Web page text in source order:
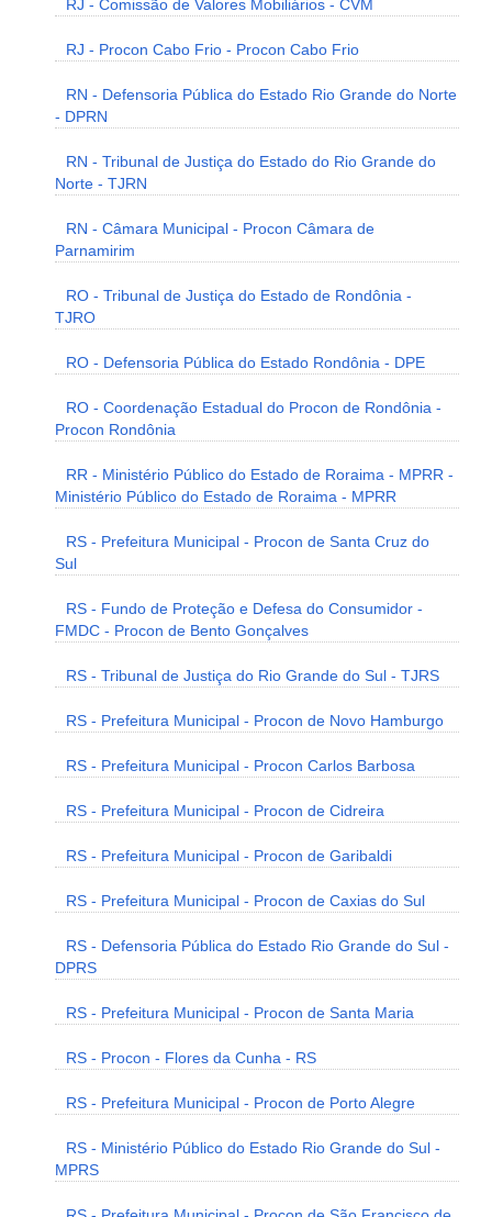
RJ - Comissão de Valores Mobiliários - CVM
RJ - Procon Cabo Frio - Procon Cabo Frio
RN - Defensoria Pública do Estado Rio Grande do Norte
- DPRN
RN - Tribunal de Justiça do Estado do Rio Grande do
Norte - TJRN
RN - Câmara Municipal - Procon Câmara de
Parnamirim
RO - Tribunal de Justiça do Estado de Rondônia -
TJRO
RO - Defensoria Pública do Estado Rondônia - DPE
RO - Coordenação Estadual do Procon de Rondônia -
Procon Rondônia
RR - Ministério Público do Estado de Roraima - MPRR -
Ministério Público do Estado de Roraima - MPRR
RS - Prefeitura Municipal - Procon de Santa Cruz do
Sul
RS - Fundo de Proteção e Defesa do Consumidor -
FMDC - Procon de Bento Gonçalves
RS - Tribunal de Justiça do Rio Grande do Sul - TJRS
RS - Prefeitura Municipal - Procon de Novo Hamburgo
RS - Prefeitura Municipal - Procon Carlos Barbosa
RS - Prefeitura Municipal - Procon de Cidreira
RS - Prefeitura Municipal - Procon de Garibaldi
RS - Prefeitura Municipal - Procon de Caxias do Sul
RS - Defensoria Pública do Estado Rio Grande do Sul -
DPRS
RS - Prefeitura Municipal - Procon de Santa Maria
RS - Procon - Flores da Cunha - RS
RS - Prefeitura Municipal - Procon de Porto Alegre
RS - Ministério Público do Estado Rio Grande do Sul -
MPRS